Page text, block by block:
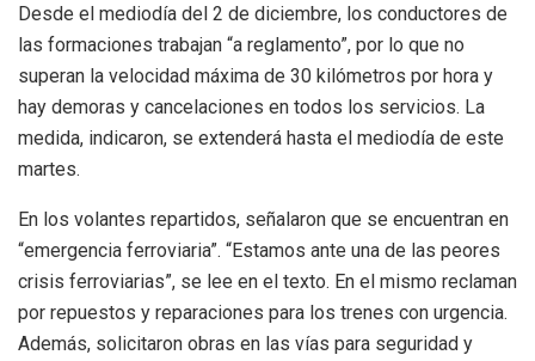
Desde el mediodía del 2 de diciembre, los conductores de
las formaciones trabajan “a reglamento”, por lo que no
superan la velocidad máxima de 30 kilómetros por hora y
hay demoras y cancelaciones en todos los servicios. La
medida, indicaron, se extenderá hasta el mediodía de este
martes.
En los volantes repartidos, señalaron que se encuentran en
“emergencia ferroviaria”. “Estamos ante una de las peores
crisis ferroviarias”, se lee en el texto. En el mismo reclaman
por repuestos y reparaciones para los trenes con urgencia.
Además, solicitaron obras en las vías para seguridad y